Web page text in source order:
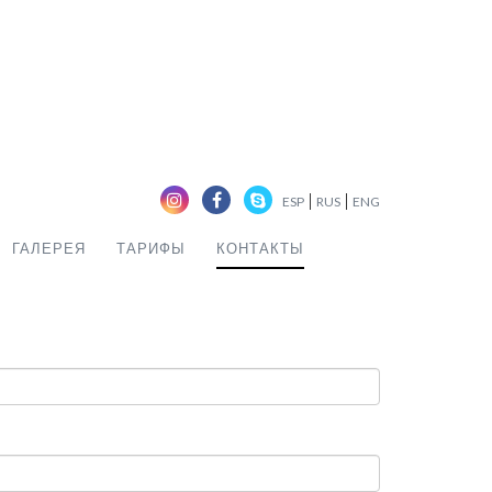
ESP | RUS | ENG
ГАЛЕРЕЯ ТАРИФЫ КОНТАКТЫ